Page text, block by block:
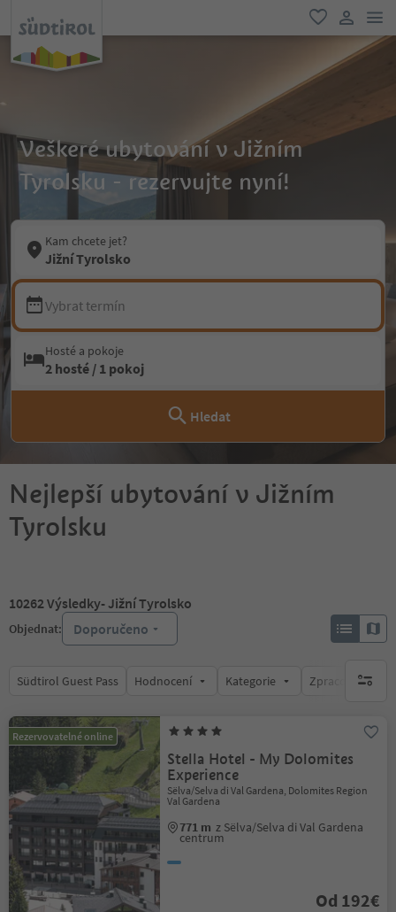
oblíbené
Veškeré ubytování v Jižním
Tyrolsku - rezervujte nyní!
Kam chcete jet?
Jižní Tyrolsko
Vybrat termín
Hosté a pokoje
2 hosté / 1 pokoj
Hledat
Nejlepší ubytování v Jižním
Tyrolsku
10262Výsledky- Jižní Tyrolsko
Objednat: Doporučeno
Südtirol Guest Pass Hodnocení Kategorie Zpracovávábrak
Rezervovatelné online
Stella Hotel - My Dolomites
Experience
Sëlva/Selva di Val Gardena, Dolomites Region
Val Gardena
771 m z Sëlva/Selva di Val Gardena
centrum
Od 192€